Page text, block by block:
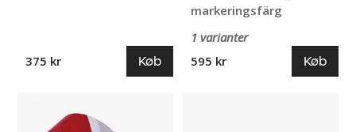
375 kr Køb
markeringsfärg
1 varianter
595 kr
Køb